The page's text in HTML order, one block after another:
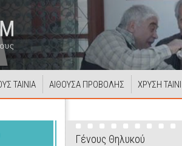
ΤΑΙΝΙΑ ΑΙΘΟΥΣΑ ΠΡΟΒΟΛΗΣ ΧΡΥΣΗ
Γένους Θηλυκού